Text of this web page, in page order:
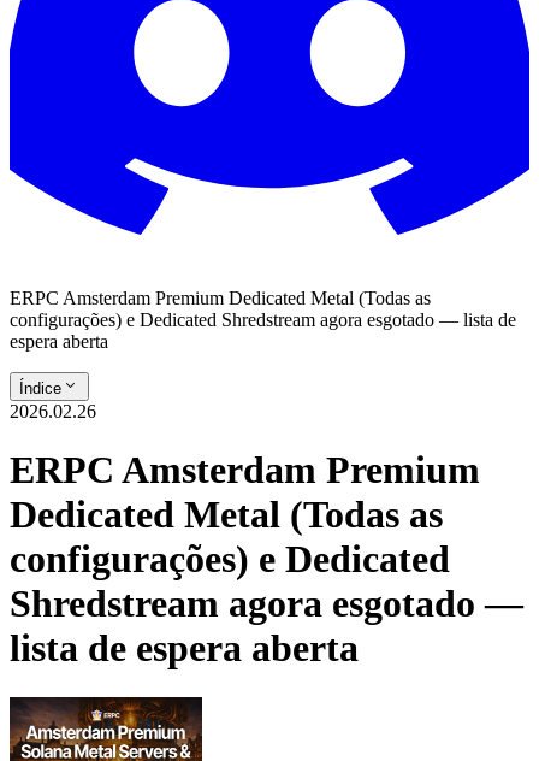
ERPC Amsterdam Premium Dedicated Metal (Todas as
configurações) e Dedicated Shredstream agora esgotado — lista de
espera aberta
Índice
2026.02.26
ERPC Amsterdam Premium
Dedicated Metal (Todas as
configurações) e Dedicated
Shredstream agora esgotado —
lista de espera aberta